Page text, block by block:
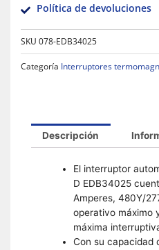
Política de devoluciones
SKU 078-EDB34025
Categoría Interruptores
Descripción
El interruptor
D EDB34025
Amperes, 480Y/
operativo máximo
máxima
Con su capacidad